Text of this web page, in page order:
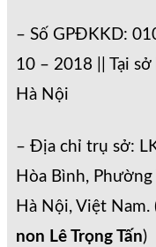
– Số GPĐKKD:
10 – 2018 || Tại
Hà Nội
– Địa chỉ trụ sở:
Hòa Bình,
Hà Nội, Việt Nam.
non Lê Trọng Tấn)